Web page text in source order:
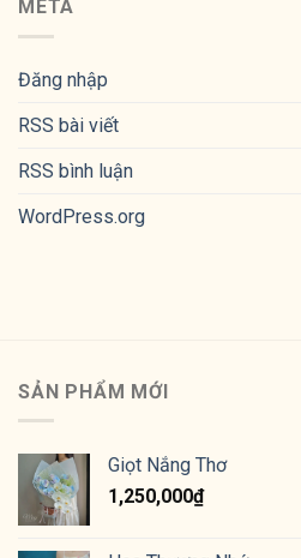
META
Đăng nhập
RSS bài viết
RSS bình luận
WordPress.org
SẢN PHẨM MỚI
Giọt Nắng Thơ
1,250,000₫